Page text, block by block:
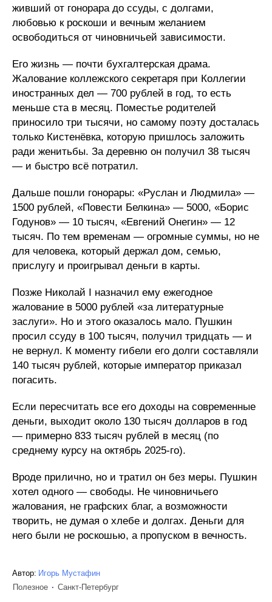
живший от гонорара до ссуды, с долгами,
любовью к роскоши и вечным желанием
освободиться от чиновничьей зависимости.
Его жизнь — почти бухгалтерская драма.
Жалование коллежского секретаря при Коллегии
иностранных дел — 700 рублей в год, то есть
меньше ста в месяц. Поместье родителей
приносило три тысячи, но самому поэту досталась
только Кистенёвка, которую пришлось заложить
ради женитьбы. За деревню он получил 38 тысяч
— и быстро всё потратил.
Дальше пошли гонорары: «Руслан и Людмила» —
1500 рублей, «Повести Белкина» — 5000, «Борис
Годунов» — 10 тысяч, «Евгений Онегин» — 12
тысяч. По тем временам — огромные суммы, но не
для человека, который держал дом, семью,
прислугу и проигрывал деньги в карты.
Позже Николай I назначил ему ежегодное
жалование в 5000 рублей «за литературные
заслуги». Но и этого оказалось мало. Пушкин
просил ссуду в 100 тысяч, получил тридцать — и
не вернул. К моменту гибели его долги составляли
140 тысяч рублей, которые император приказал
погасить.
Если пересчитать все его доходы на современные
деньги, выходит около 130 тысяч долларов в год
— примерно 833 тысяч рублей в месяц (по
среднему курсу на октябрь 2025-го).
Вроде прилично, но и тратил он без меры. Пушкин
хотел одного — свободы. Не чиновничьего
жалования, не графских благ, а возможности
творить, не думая о хлебе и долгах. Деньги для
него были не роскошью, а пропуском в вечность.
Автор: Игорь Мустафин
Полезное
Санкт-Петербург